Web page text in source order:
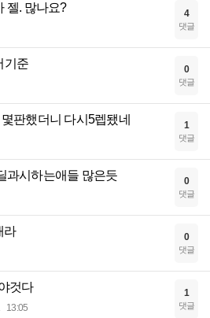
젤. 많나요? 4
댓글
기준 0
댓글
판했더니 다시5렙됐네 1
댓글
과시하는애들 많은듯 0
댓글
라 0
댓글
것다
13:05
1
댓글